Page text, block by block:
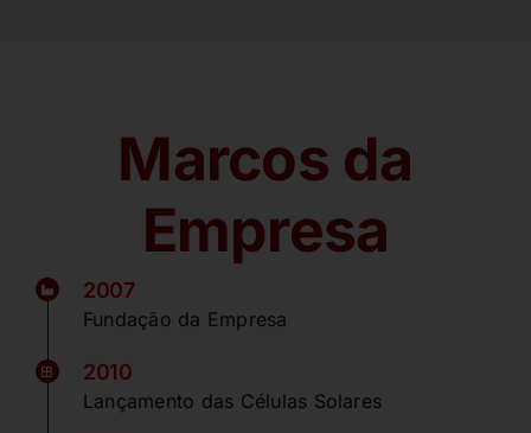
Marcos da
Empresa
2007
Fundação da Empresa
2010
Lançamento das Células Solares